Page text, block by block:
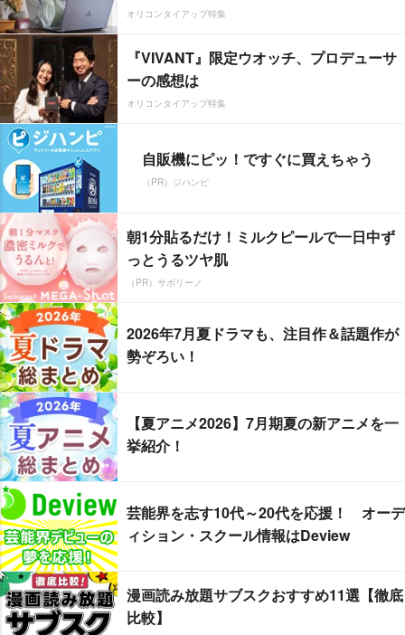
オリコンタイアップ特集
『VIVANT』限定ウオッチ、プロデューサ
ーの感想は
オリコンタイアップ特集
自販機にピッ！ですぐに買えちゃう
（PR）ジハンピ
朝1分貼るだけ！ミルクピールで一日中ず
っとうるツヤ肌
（PR）サボリーノ
2026年7月夏ドラマも、注目作＆話題作が
勢ぞろい！
【夏アニメ2026】7月期夏の新アニメを一
挙紹介！
芸能界を志す10代～20代を応援！ オーデ
ィション・スクール情報はDeview
漫画読み放題サブスクおすすめ11選【徹底
比較】